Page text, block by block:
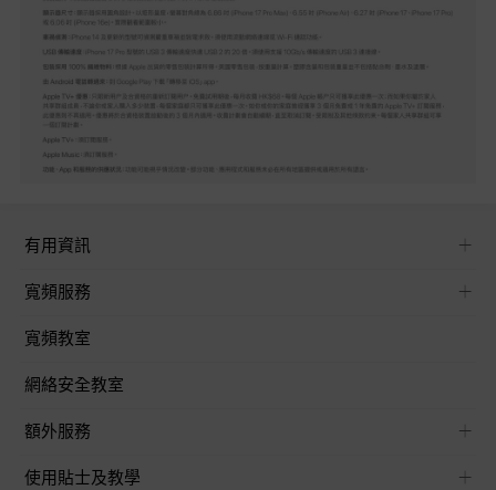
有用資訊
寬頻服務
寬頻教室
網絡安全教室
額外服務
使用貼士及教學